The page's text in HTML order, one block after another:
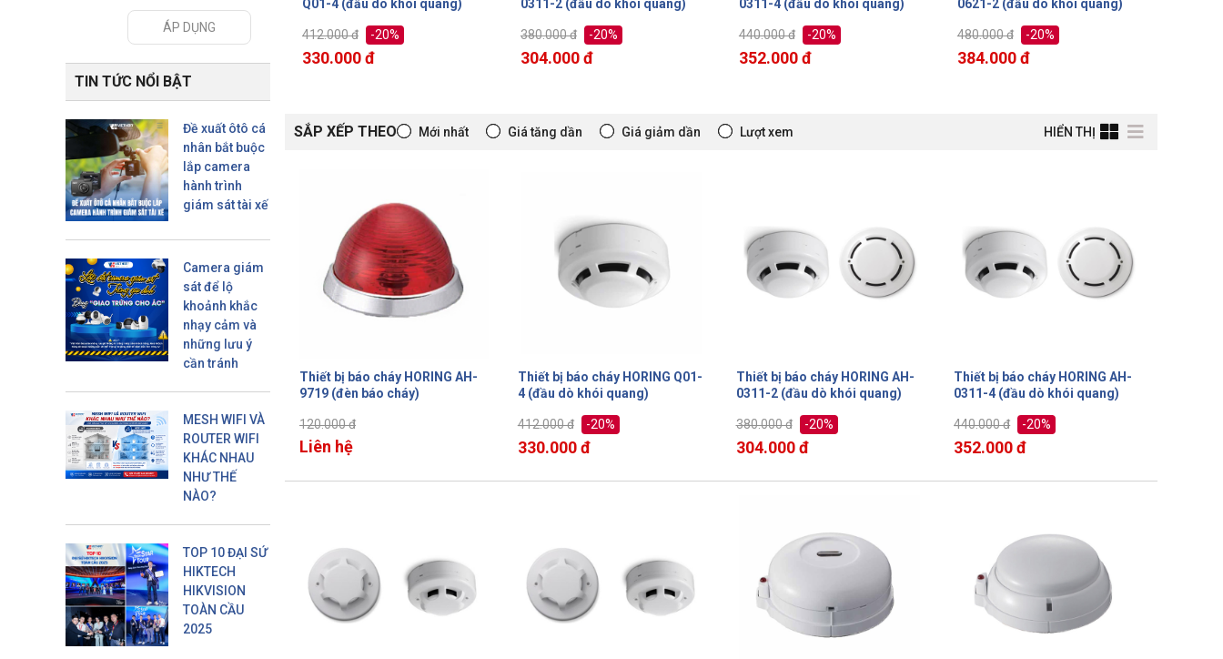
ÁP DỤNG
TIN TỨC NỔI BẬT
Đề xuất ôtô cá
nhân bắt buộc
lắp camera
hành trình
giám sát tài xế
Camera giám
sát để lộ
khoảnh khắc
nhạy cảm và
những lưu ý
cần tránh
MESH WIFI VÀ
ROUTER WIFI
KHÁC NHAU
NHƯ THẾ
NÀO?
TOP 10 ĐẠI SỨ
HIKTECH
HIKVISION
TOÀN CẦU
2025
-20%
0311-2 (đầu dò khói quang)
380.000 đ -20%
304.000 đ
0311-4 (đầu dò khói quang)
440.000 đ -20%
352.000 đ
0621-2 (đầu dò khói quang)
480.000 đ -20%
384.000 đ
0621-4 (đầu dò khói quang)
580.000 đ -20%
464.000 đ
SẮP XẾP THEO Mới nhất Giá tăng dần Giá giảm dần Lượt xem HIỂN THỊ
Thiết bị báo cháy HORING AH-
9719 (đèn báo cháy)
120.000 đ
Liên hệ
Thiết bị báo cháy HORING Q01-
4 (đầu dò khói quang)
412.000 đ -20%
330.000 đ
Thiết bị báo cháy HORING AH-
0311-2 (đầu dò khói quang)
380.000 đ -20%
304.000 đ
Thiết bị báo cháy HORING AH-
0311-4 (đầu dò khói quang)
440.000 đ -20%
352.000 đ